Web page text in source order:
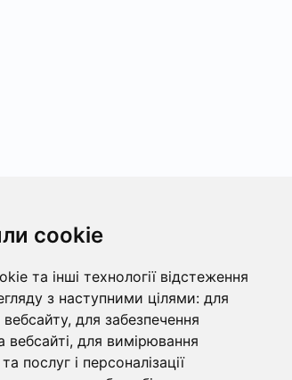
cookie
та інші технології відстеження
з наступними цілями: для
вебсайту, для забезпечення
, для вимірювання
послуг і персоналізації